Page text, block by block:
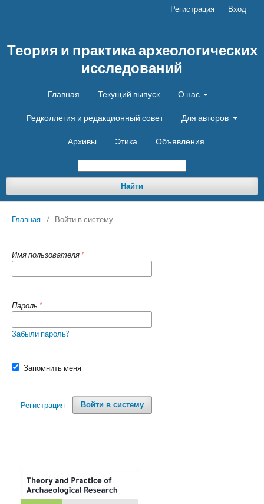
Теория и практика археологических
исследований
Главная Текущий выпуск О нас
Редколлегия и редакционный совет Для авторов
Архивы Этика Объявления
Найти
Регистрация Вход
Главная / Войти в систему
Имя пользователя *
Пароль *
Забыли пароль?
Запомнить меня
Войти в систему
Регистрация